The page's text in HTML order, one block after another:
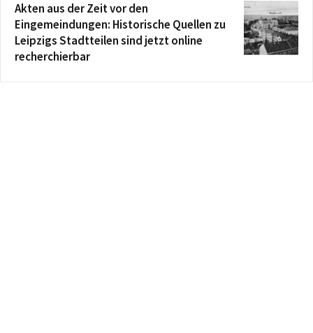
Akten aus der Zeit vor den
Eingemeindungen: Historische Quellen zu
Leipzigs Stadtteilen sind jetzt online
recherchierbar